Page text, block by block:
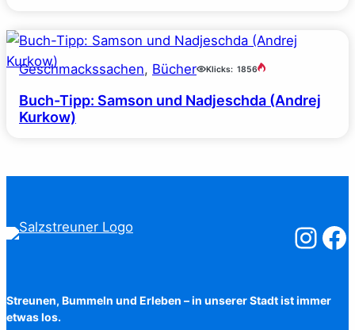
Geschmackssachen, Bücher Klicks: 1856
Buch-Tipp: Samson und Nadjeschda (Andrej
Kurkow)
Streunen, Bummeln und Erleben – in unserer Stadt ist immer
etwas los.